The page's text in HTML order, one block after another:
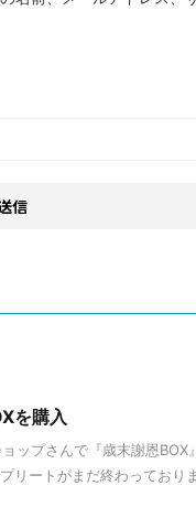
を購入
ップさんで『歳末謝恩BOX
リートがまだ終わっており